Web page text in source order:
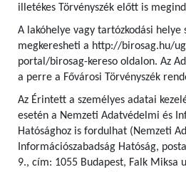
illetékes Törvényszék előtt is
A lakóhelye vagy tartózkodási helye
megkeresheti a http://birosag.hu/
portal/birosag-kereso oldalon. Az
a perre a Fővárosi Törvényszék
Az Érintett a személyes adatai
esetén a Nemzeti Adatvédelmi és
Hatósághoz is fordulhat (Nemzeti
Információszabadság Hatóság,
9., cím: 1055 Budapest, Falk Miksa